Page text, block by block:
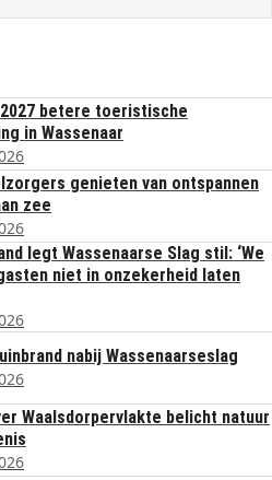
2027 betere toeristische
in Wassenaar
genieten van ontspannen
zee
legt Wassenaarse Slag stil: ‘We
niet in onzekerheid laten
nabij Wassenaarseslag
Waalsdorpervlakte belicht natuur